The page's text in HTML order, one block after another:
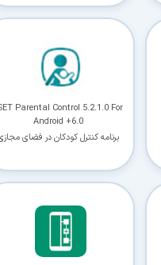
Parental Control 5.2.1.0 For
Android +6.0
برنامه کنترل کودکان در فضای
⭐فقط کمتر از روزی 1,093 تومان
قبلاً عضو